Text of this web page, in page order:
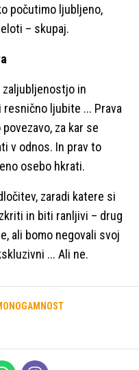
počutimo ljubljeno,
– skupaj.
in
ljubite ... Prava
za kar se
v odnos. In prav to
osebo hkrati.
zaradi katere si
in biti ranljivi – drug
ali bomo negovali svoj
... Ali ne.